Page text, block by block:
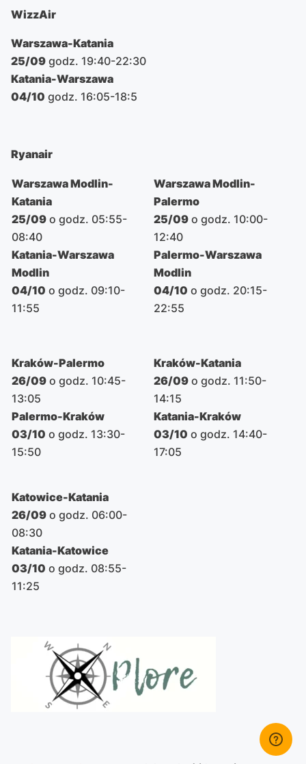
WizzAir
Warszawa-Katania
25/09 godz. 19:40-22:30
Katania-Warszawa
04/10 godz. 16:05-18:5
Ryanair
Warszawa Modlin-
Katania
25/09 o godz. 05:55-
08:40
Katania-Warszawa
Modlin
04/10 o godz. 09:10-
11:55
Warszawa Modlin-
Palermo
25/09 o godz. 10:00-
12:40
Palermo-Warszawa
Modlin
04/10 o godz. 20:15-
22:55
Kraków-Palermo
26/09 o godz. 10:45-
13:05
Palermo-Kraków
03/10 o godz. 13:30-
15:50
Kraków-Katania
26/09 o godz. 11:50-
14:15
Katania-Kraków
03/10 o godz. 14:40-
17:05
Katowice-Katania
26/09 o godz. 06:00-
08:30
Katania-Katowice
03/10 o godz. 08:55-
11:25